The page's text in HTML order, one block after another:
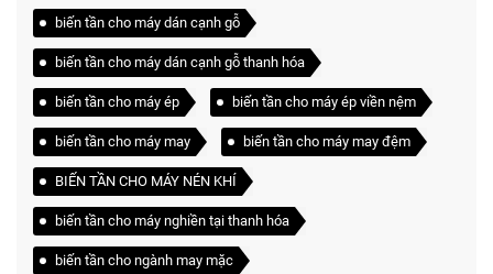
biến tần cho máy dán cạnh gỗ
biến tần cho máy dán cạnh gỗ thanh hóa
biến tần cho máy ép biến tần cho máy ép viền nệm
biến tần cho máy may biến tần cho máy may đệm
BIẾN TẦN CHO MÁY NÉN KHÍ
biến tần cho máy nghiền tại thanh hóa
biến tần cho ngành may mặc